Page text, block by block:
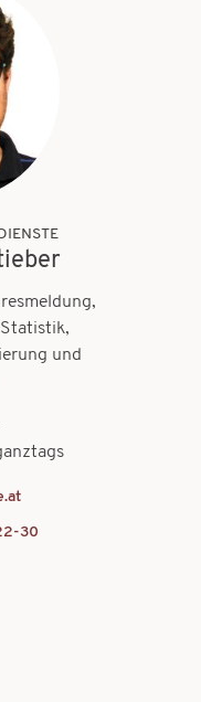
und
30